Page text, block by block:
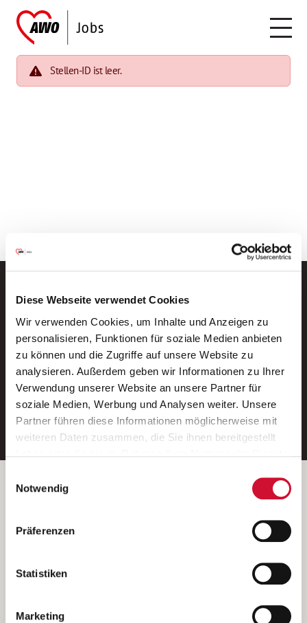
Diese Webseite verwendet Cookies
Wir verwenden Cookies, um Inhalte und Anzeigen zu
personalisieren, Funktionen für soziale Medien anbieten
zu können und die Zugriffe auf unsere Website zu
analysieren. Außerdem geben wir Informationen zu Ihrer
Verwendung unserer Website an unsere Partner für
soziale Medien, Werbung und Analysen weiter. Unsere
Partner führen diese Informationen möglicherweise mit
weiteren Daten zusammen, die Sie ihnen bereitgestellt
Wenn Sie auf „Cookies zulassen“ klicken, so stimmen
Sie der Speicherung sämtlicher Cookies zu. Sie können
Ihre Einwilligung selbstverständlich jederzeit widerrufen,
indem Sie die Cookie-Einstellungen aufrufen und diese
unsererDatenschutzerklärung
Notwendig
Präferenzen
Statistiken
Marketing
Stellen-ID ist leer.
Neue Stellen per E-Mail.
Ein kostenloser Service von AWO
Jobs.
E-Mail-Adresse eintragen
Betreiber der Webseite
Kantstraße 45a
(Ein Tochterunternehmen des AWO Bezirksverbandes Unterfranken
e.V.)